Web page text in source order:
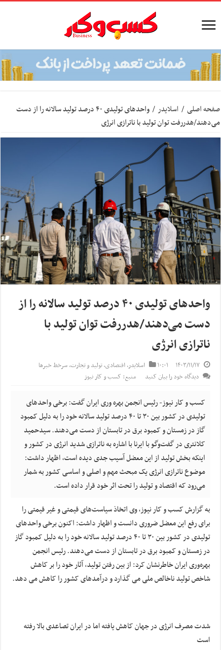
صفحه اصلی / اسلایدر /
واحدهای تولیدی ۴۰ درصد تولید سالانه را از دست
می‌دهند/هدررفت توان تولید با ناترازی انرژی
واحدهای تولیدی ۴۰ درصد تولید سالانه را از
دست می‌دهند/هدررفت توان تولید با
ناترازی انرژی
۱۴۰۳/۱۱/۱۷ ۱۰:۰۱ اسلایدر,اقتصادی,تولید و تجارت,سرخط خبرها
دیدگاه خود را بیان کنید
منبع: کسب و کار نیوز
کسب و کار نیوز- رئیس انجمن بهره وری ایران گفت: برخی واحدهای
تولیدی در کشور بین ۳۰ تا ۴۰ درصد تولید سالانه خود را به دلیل کمبود
گاز در زمستان و کمبود برق در تابستان از دست می‌دهند. سیدحمید
کلانتری در گفت‌وگو با ایرنا با اشاره به ناترازی شدید انرژی در کشور و
اینکه بخش تولید از این معضل آسیب جدی دیده است، اظهار داشت:
موضوع ناترازی انرژی یک مبحث مهم و اصلی و اساسی کشور به شمار
می‌رود که اقتصاد و تولید را تحت اثر خود قرار داده است.
به گزارش کسب و کار نیوز، وی اتخاذ سیاست‌های قیمتی و غیر قیمتی را
برای رفع این معضل ضروری دانست و اظهار داشت: اکنون برخی واحدهای
تولیدی در کشور بین ۳۰ تا ۴۰ درصد تولید سالانه خود را به دلیل کمبود گاز
در زمستان و کمبود برق در تابستان از دست می‌دهند. رئیس انجمن
بهره‌وری ایران خاطرنشان کرد: از بین رفتن تولید، آثار خود را بر کاهش
شاخص تولید ناخالص ملی می گذارد و درآمدهای کشور را کاهش می دهد.
شدت مصرف انرژی در جهان کاهش یافته اما در ایران تصاعدی بالا رفته
است